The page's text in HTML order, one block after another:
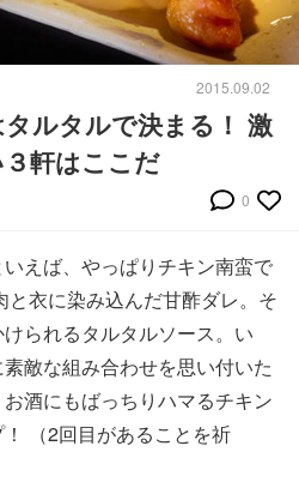
2015.09.02
ルタルで決まる！ 激
軒はここだ
0
えば、やっぱりチキン南蛮で
と衣に染み込んだ甘酢ダレ。そ
られるタルタルソース。い
敵な組み合わせを思い付いた
酒にもばっちりハマるチキン
（2回目があることを祈